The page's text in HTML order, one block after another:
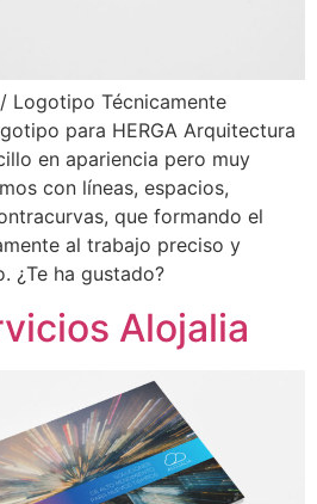
Logotipo Técnicamente
para HERGA Arquitectura
en apariencia pero muy
con líneas, espacios,
que formando el
al trabajo preciso y
¿Te ha gustado?
Alojalia